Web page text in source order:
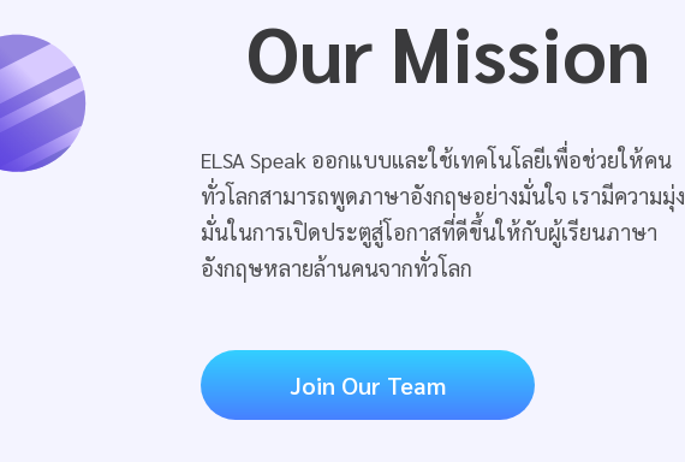
Our Mission
ELSA Speak ออกแบบและใช้เทคโนโลยีเพื่อช่วยให้คน
ทั่วโลกสามารถพูดภาษาอังกฤษอย่างมั่นใจ เรามีความมุ่ง
มั่นในการเปิดประตูสู่โอกาสที่ดีขึ้นให้กับผู้เรียนภาษา
อังกฤษหลายล้านคนจากทั่วโลก
Join Our Team